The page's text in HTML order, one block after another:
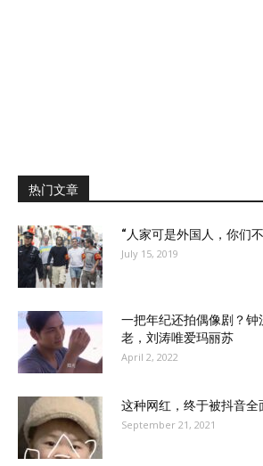
热门文章
“人家可是外国人，你们
July 15, 2019
一把年纪还拍偶像剧？钟
老，刘涛唯爱玛丽苏
April 2, 2022
这种网红，终于被抖音全
September 21, 2021